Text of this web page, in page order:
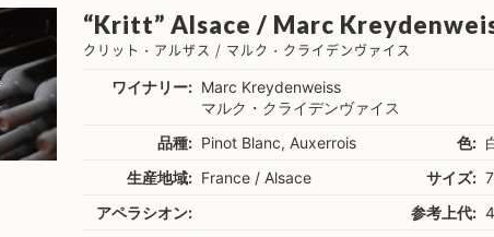
“Kritt” Alsace / Marc
クリット・アルザス / マルク・クライデンヴァイス
ワイナリー: Marc Kreydenweiss
マルク・クライデンヴァイス
品種: Pinot Blanc, Auxerrois 色:
生産地域: France / Alsace サイズ:
アペラシオン:
参考上代: